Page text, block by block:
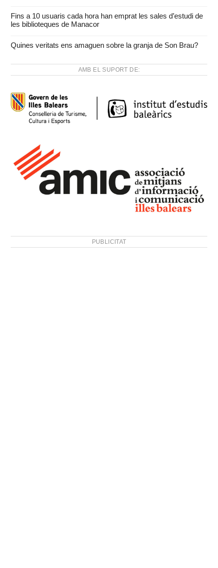
Fins a 10 usuaris cada hora han emprat les sales d’estudi de
les biblioteques de Manacor
Quines veritats ens amaguen sobre la granja de Son Brau?
AMB EL SUPORT DE:
PUBLICITAT